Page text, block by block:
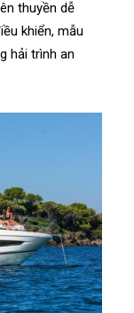
thuyền dễ
khiển, mẫu
hải trình an